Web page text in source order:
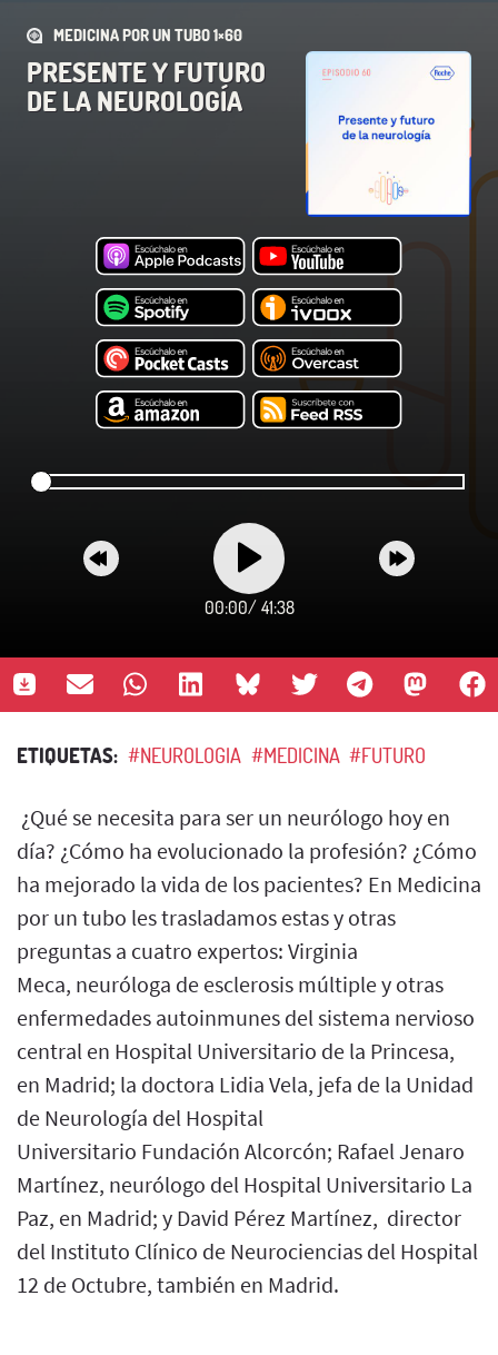
MEDICINA POR UN TUBO 1×60
PRESENTE Y FUTURO
DE LA NEUROLOGÍA
00:00/ 41:38
ETIQUETAS: #NEUROLOGIA #MEDICINA #FUTURO
¿Qué se necesita para ser un neurólogo hoy en
día? ¿Cómo ha evolucionado la profesión? ¿Cómo
ha mejorado la vida de los pacientes? En Medicina
por un tubo les trasladamos estas y otras
preguntas a cuatro expertos: Virginia
Meca, neuróloga de esclerosis múltiple y otras
enfermedades autoinmunes del sistema nervioso
central en Hospital Universitario de la Princesa,
en Madrid; la doctora Lidia Vela, jefa de la Unidad
de Neurología del Hospital
Universitario Fundación Alcorcón; Rafael Jenaro
Martínez, neurólogo del Hospital Universitario La
Paz, en Madrid; y David Pérez Martínez, director
del Instituto Clínico de Neurociencias del Hospital
12 de Octubre, también en Madrid.